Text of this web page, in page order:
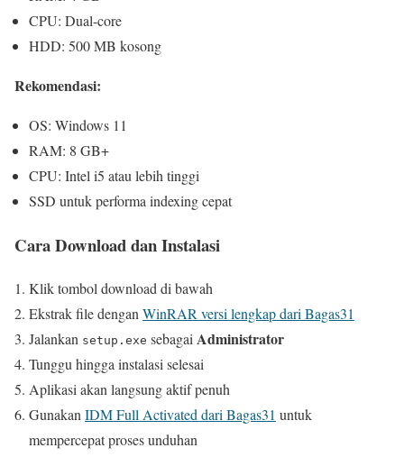
CPU: Dual-core
HDD: 500 MB kosong
Rekomendasi:
OS: Windows 11
RAM: 8 GB+
CPU: Intel i5 atau lebih tinggi
SSD untuk performa indexing cepat
Cara Download dan Instalasi
Klik tombol download di bawah
Ekstrak file denganWinRAR versi lengkap dari Bagas31
Jalankan setup.exe sebagaiAdministrator
Tunggu hingga instalasi selesai
Aplikasi akan langsung aktif penuh
GunakanIDM Full Activated dari Bagas31 untuk
mempercepat proses unduhan